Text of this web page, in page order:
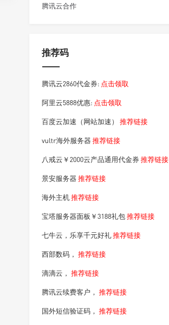
腾讯云合作
推荐码
腾讯云2860代金券: 点击领取
阿里云5888优惠: 点击领取
百度云加速（网站加速）推荐链接
vultr海外服务器推荐链接
八戒云￥2000云产品通用代金券推荐链接
景安服务器推荐链接
海外主机推荐链接
宝塔服务器面板￥3188礼包推荐链接
七牛云，乐享千元好礼推荐链接
西部数码，推荐链接
滴滴云，推荐链接
腾讯云续费客户，推荐链接
国外短信验证码，推荐链接